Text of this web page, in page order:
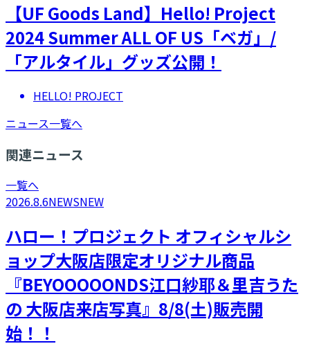
【UF Goods Land】Hello! Project
2024 Summer ALL OF US「ベガ」/
「アルタイル」グッズ公開！
HELLO! PROJECT
ニュース一覧へ
関連ニュース
一覧へ
2026.8.6NEWSNEW
ハロー！プロジェクト オフィシャルシ
ョップ大阪店限定オリジナル商品
『BEYOOOOONDS江口紗耶＆里吉うた
の 大阪店来店写真』8/8(土)販売開
始！！